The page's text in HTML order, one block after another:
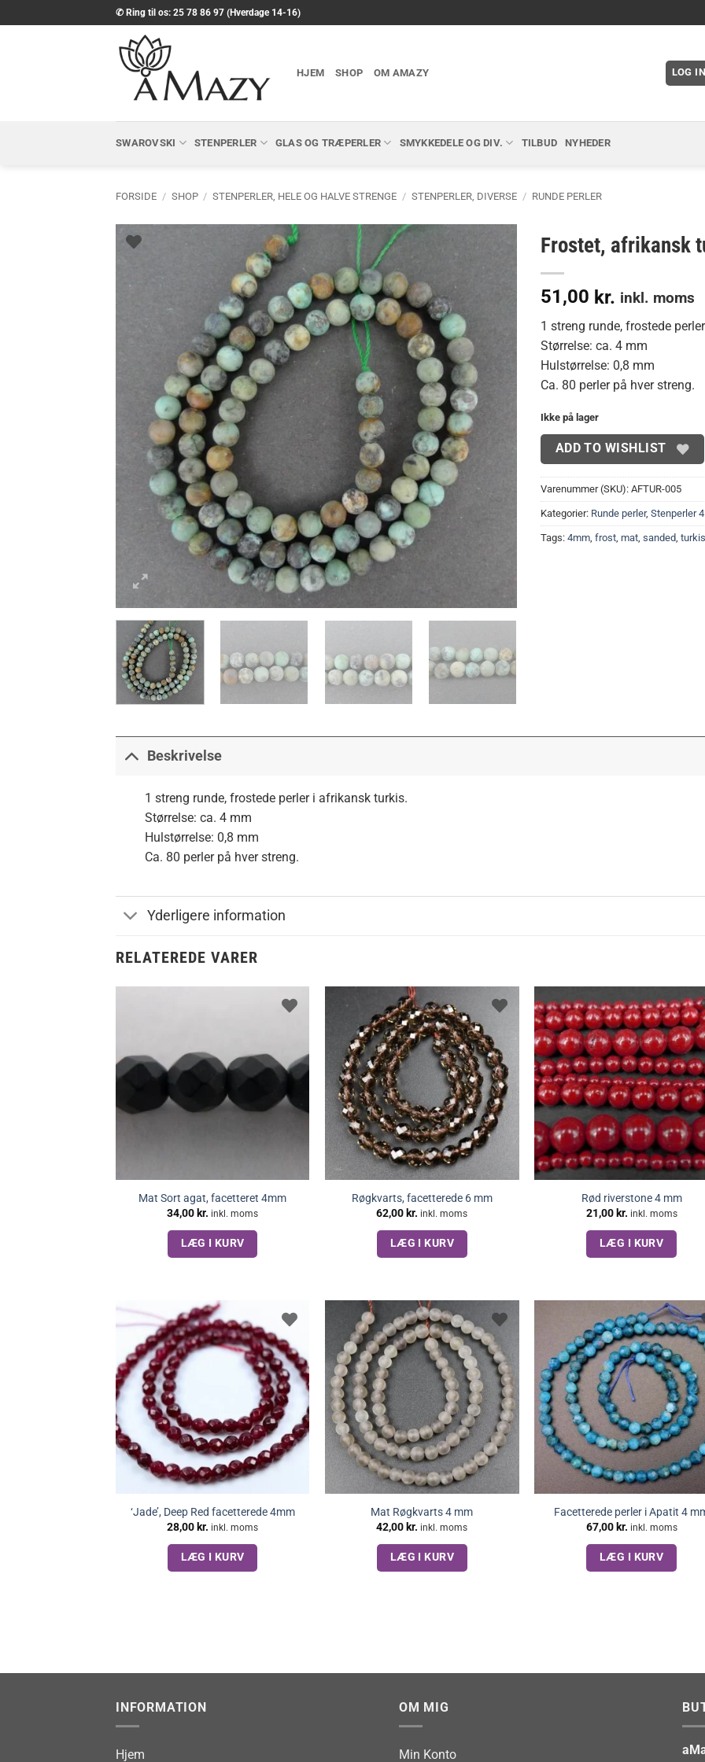
til
✆ Ring til os: 25 78 86 97 (Hverdage 14-16)
HJEM SHOP OM AMAZY LOG
SWAROVSKI STENPERLER GLAS OG TRÆPERLER SMYKKEDELE OG DIV. TILBUD NYHEDER
FORSIDE / SHOP / STENPERLER, HELE OG HALVE STRENGE / STENPERLER, DIVERSE / RUNDE PERLER
Frostet, afrikansk
51,00 kr. inkl. moms
1 streng runde, frostede
Størrelse: ca. 4 mm
Hulstørrelse: 0,8 mm
Ca. 80 perler på hver streng.
Ikke på lager
ADD TO WISHLIST
Varenummer (SKU): AFTUR-005
Kategorier: Runde perler, Stenperler
Tags: 4mm frost mat sanded turkis
Beskrivelse
1 streng runde, frostede perler i afrikansk turkis.
Størrelse: ca. 4 mm
Hulstørrelse: 0,8 mm
Ca. 80 perler på hver streng.
Yderligere information
RELATEREDE VARER
Mat Sort agat, facetteret 4mm
34,00 kr. inkl. moms
LÆG I KURV
Røgkvarts, facetterede 6 mm
62,00 kr. inkl. moms
LÆG I KURV
Rød riverstone 4 mm
21,00 kr. inkl. moms
LÆG I KURV
‘Jade’, Deep Red facetterede 4mm
28,00 kr. inkl. moms
LÆG I KURV
Mat Røgkvarts 4 mm
42,00 kr. inkl. moms
LÆG I KURV
Facetterede perler i Apatit 4
67,00 kr. inkl. moms
LÆG I KURV
INFORMATION
Hjem
OM MIG
Min Konto